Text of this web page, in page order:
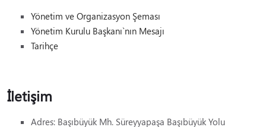
Yönetim ve Organizasyon Şeması
Yönetim Kurulu Başkanı`nın Mesajı
Tarihçe
İletişim
Adres: Başıbüyük Mh. Süreyyapaşa Başıbüyük Yolu